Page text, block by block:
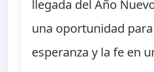
llegada del Año
una oportunidad
esperanza y la fe en